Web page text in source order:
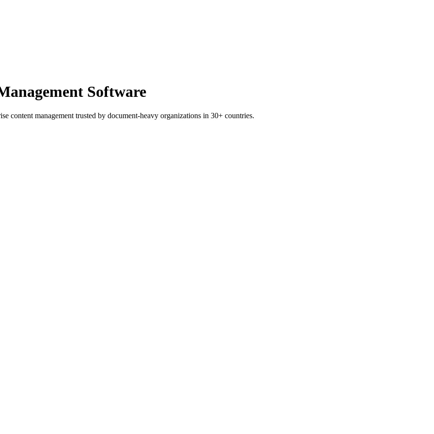
Software
content management trusted by document-heavy organizations in 30+ countries.